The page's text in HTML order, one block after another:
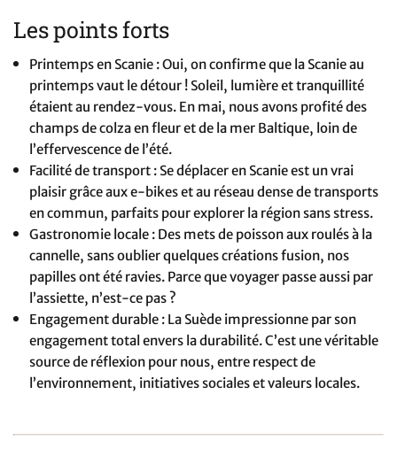
Les points forts
Printemps en Scanie : Oui, on confirme que la Scanie au
printemps vaut le détour ! Soleil, lumière et tranquillité
étaient au rendez-vous. En mai, nous avons profité des
champs de colza en fleur et de la mer Baltique, loin de
l’effervescence de l’été.
Facilité de transport : Se déplacer en Scanie est un vrai
plaisir grâce aux e-bikes et au réseau dense de transports
en commun, parfaits pour explorer la région sans stress.
Gastronomie locale : Des mets de poisson aux roulés à la
cannelle, sans oublier quelques créations fusion, nos
papilles ont été ravies. Parce que voyager passe aussi par
l’assiette, n’est-ce pas ?
Engagement durable : La Suède impressionne par son
engagement total envers la durabilité. C’est une véritable
source de réflexion pour nous, entre respect de
l’environnement, initiatives sociales et valeurs locales.